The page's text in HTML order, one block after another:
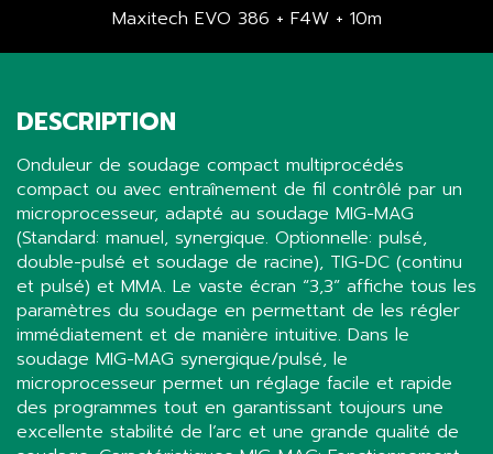
Maxitech EVO 386 + F4W + 10m
DESCRIPTION
Onduleur de soudage compact multiprocédés
compact ou avec entraînement de fil contrôlé par un
microprocesseur, adapté au soudage MIG-MAG
(Standard: manuel, synergique. Optionnelle: pulsé,
double-pulsé et soudage de racine), TIG-DC (continu
et pulsé) et MMA. Le vaste écran “3,3” affiche tous les
paramètres du soudage en permettant de les régler
immédiatement et de manière intuitive. Dans le
soudage MIG-MAG synergique/pulsé, le
microprocesseur permet un réglage facile et rapide
des programmes tout en garantissant toujours une
excellente stabilité de l’arc et une grande qualité de